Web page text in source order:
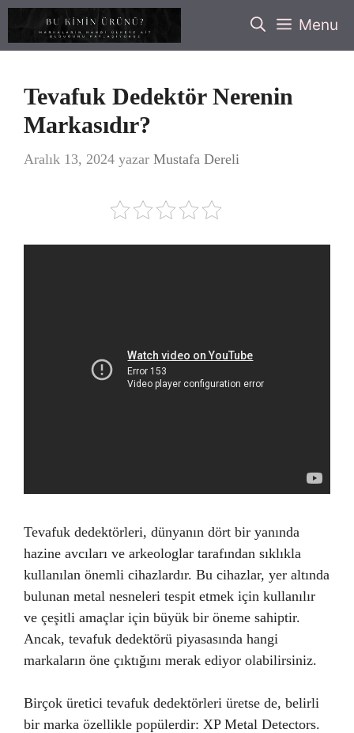
İçeriğe
Menu
Tevafuk Dedektör Nerenin
Markasıdır?
Aralık 13, 2024 yazar Mustafa Dereli
Tevafuk dedektörleri, dünyanın dört bir yanında
hazine avcıları ve arkeologlar tarafından sıklıkla
kullanılan önemli cihazlardır. Bu cihazlar, yer altında
bulunan metal nesneleri tespit etmek için kullanılır
ve çeşitli amaçlar için büyük bir öneme sahiptir.
Ancak, tevafuk dedektörü piyasasında hangi
markaların öne çıktığını merak ediyor olabilirsiniz.
Birçok üretici tevafuk dedektörleri üretse de, belirli
bir marka özellikle popülerdir: XP Metal Detectors.